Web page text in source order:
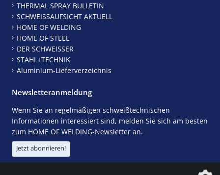
THERMAL SPRAY BULLETIN
SCHWEISSAUFSICHT AKTUELL
HOME OF WELDING
HOME OF STEEL
DER SCHWEISSER
STAHL+TECHNIK
Aluminium-Lieferverzeichnis
Newsletteranmeldung
Wenn Sie an regelmäßigen schweißtechnischen
Informationen interessiert sind, melden Sie sich am besten
zum HOME OF WELDING-Newsletter an.
Jetzt abonnieren!